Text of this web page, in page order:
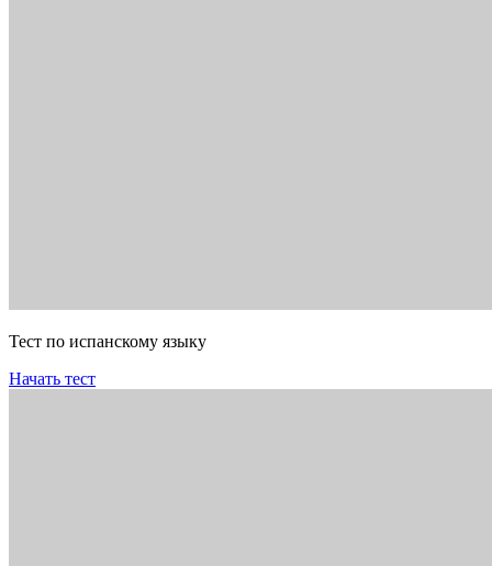
Тест по испанскому языку
Начать тест